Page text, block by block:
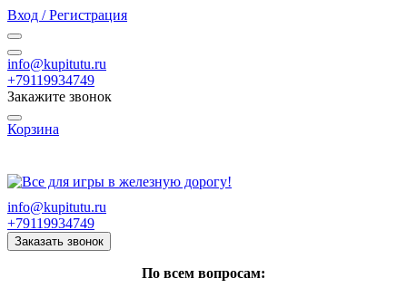
Вход / Регистрация
info@kupitutu.ru
+79119934749
Закажите звонок
Корзина
info@kupitutu.ru
+79119934749
Заказать звонок
По всем вопросам: